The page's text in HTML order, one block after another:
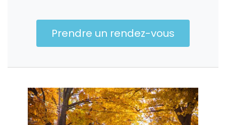
Prendre un rendez-vous